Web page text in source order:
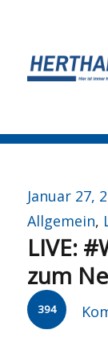
am
Januar 27,
Allgemein,
LIVE:
zum
394